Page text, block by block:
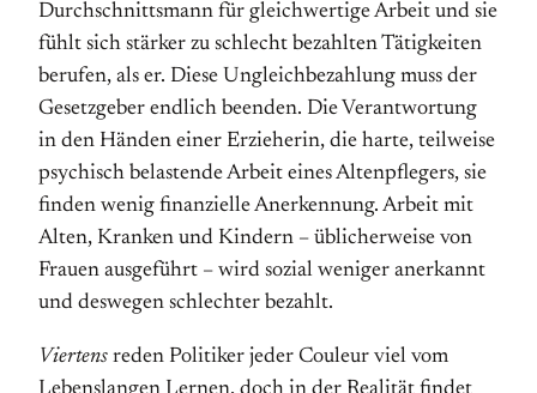
Durchschnittsmann für gleichwertige Arbeit und sie
fühlt sich stärker zu schlecht bezahlten Tätigkeiten
berufen, als er. Diese Ungleichbezahlung muss der
Gesetzgeber endlich beenden. Die Verantwortung
in den Händen einer Erzieherin, die harte, teilweise
psychisch belastende Arbeit eines Altenpflegers, sie
finden wenig finanzielle Anerkennung. Arbeit mit
Alten, Kranken und Kindern – üblicherweise von
Frauen ausgeführt – wird sozial weniger anerkannt
und deswegen schlechter bezahlt.
Viertens reden Politiker jeder Couleur viel vom